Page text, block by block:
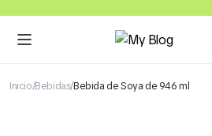
Inicio Bebidas Bebida de Soya de 946 ml